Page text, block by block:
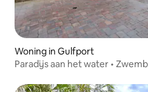
Woning in Gulfport
Paradijs aan het water •